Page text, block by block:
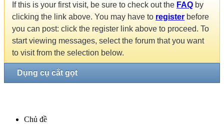
If this is your first visit, be sure to check out the FAQ by
clicking the link above. You may have to register before
you can post: click the register link above to proceed. To
start viewing messages, select the forum that you want
to visit from the selection below.
Dụng cụ cắt gọt
Chủ đề